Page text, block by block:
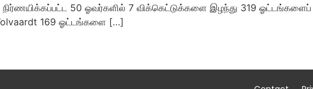
நிர்ணயிக்கப்பட்ட 50 ஓவர்களில் 7 விக்கெட்டுக்களை இழந்து 319
169 ஓட்டங்களை […]